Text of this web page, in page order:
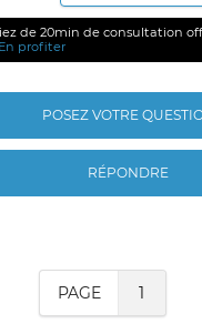
de 20min de consultation
En profiter
POSEZ VOTRE
RÉPONDRE
PAGE 1